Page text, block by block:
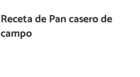
Receta de Pan casero de
campo